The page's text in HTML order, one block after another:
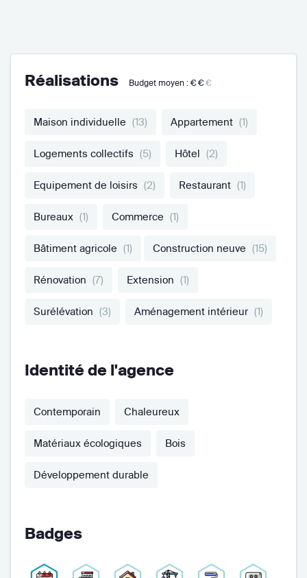
Réalisations Budget moyen : €€€
Maison individuelle (13) Appartement (1)
Logements collectifs (5) Hôtel (2)
Equipement de loisirs (2) Restaurant (1)
Bureaux (1) Commerce (1)
Bâtiment agricole (1) Construction neuve (15)
Rénovation (7) Extension (1)
Surélévation (3) Aménagement intérieur (1)
Identité de l'agence
Contemporain Chaleureux
Matériaux écologiques Bois
Développement durable
Badges